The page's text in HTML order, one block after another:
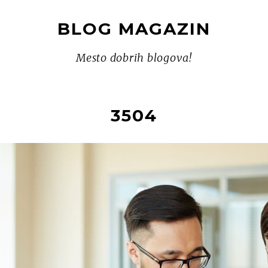
BLOG MAGAZIN
Mesto dobrih blogova!
3504